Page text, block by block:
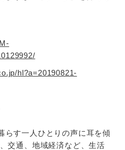
hl?a=20190821-
らす一人ひとりの声に耳を傾
交通、地域経済など、生活